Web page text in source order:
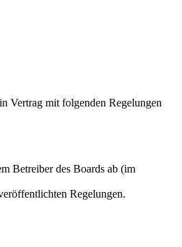
Vertrag mit folgenden Regelungen
Betreiber des Boards ab (im
Regelungen.